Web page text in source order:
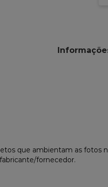
que ambientam as fotos
fornecedor.